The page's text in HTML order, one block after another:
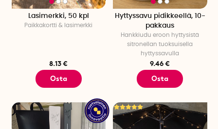
Lasimerkki, 50 kpl
Paikkakortti & lasimerkki
8.13 €
Osta
Hyttyssavu pidikkeellä, 10-
pakkaus
Hankkiudu eroon hyttysistä
sitronellan tuoksuisella
hyttyssavulla
9.46 €
Osta